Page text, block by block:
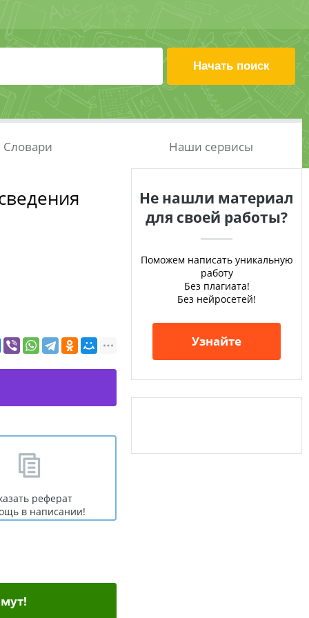
Словари Наши сервисы
реферат
в написании!
Не нашли материал
для своей работы?
Поможем написать уникальную
работу
Без плагиата!
Без нейросетей!
Узнайте